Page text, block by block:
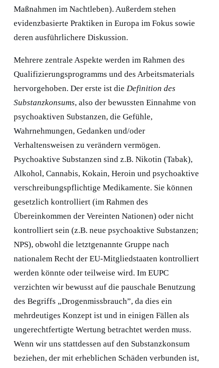
Maßnahmen im Nachtleben). Außerdem stehen
evidenzbasierte Praktiken in Europa im Fokus sowie
deren ausführlichere Diskussion.
Mehrere zentrale Aspekte werden im Rahmen des
Qualifizierungsprogramms und des Arbeitsmaterials
hervorgehoben. Der erste ist die Definition des
Substanzkonsums, also der bewussten Einnahme von
psychoaktiven Substanzen, die Gefühle,
Wahrnehmungen, Gedanken und/oder
Verhaltensweisen zu verändern vermögen.
Psychoaktive Substanzen sind z.B. Nikotin (Tabak),
Alkohol, Cannabis, Kokain, Heroin und psychoaktive
verschreibungspflichtige Medikamente. Sie können
gesetzlich kontrolliert (im Rahmen des
Übereinkommen der Vereinten Nationen) oder nicht
kontrolliert sein (z.B. neue psychoaktive Substanzen;
NPS), obwohl die letztgenannte Gruppe nach
nationalem Recht der EU-Mitgliedstaaten kontrolliert
werden könnte oder teilweise wird. Im EUPC
verzichten wir bewusst auf die pauschale Benutzung
des Begriffs „Drogenmissbrauch”, da dies ein
mehrdeutiges Konzept ist und in einigen Fällen als
ungerechtfertigte Wertung betrachtet werden muss.
Wenn wir uns stattdessen auf den Substanzkonsum
beziehen, der mit erheblichen Schäden verbunden ist,